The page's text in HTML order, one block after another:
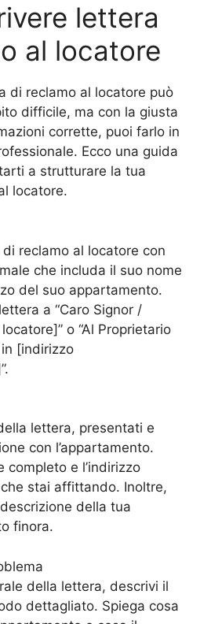
lettera
al locatore
di reclamo al locatore può
difficile, ma con la giusta
corrette, puoi farlo in
Ecco una guida
a strutturare la tua
locatore.
reclamo al locatore con
che includa il suo nome
del suo appartamento.
a “Caro Signor /
o “Al Proprietario
in [indirizzo
lettera, presentati e
con l’appartamento.
completo e l’indirizzo
stai affittando. Inoltre,
della tua
finora.
della lettera, descrivi il
dettagliato. Spiega cosa